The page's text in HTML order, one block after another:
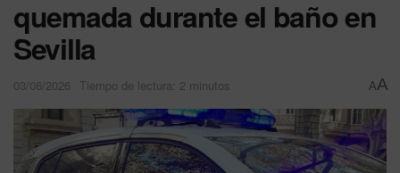
quemada durante el baño en
Sevilla
03/06/2026 Tiempo de lectura: 2 minutos AA